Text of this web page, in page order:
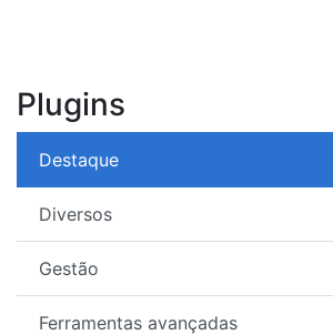
Plugins
Destaque
Diversos
Gestão
Ferramentas avançadas